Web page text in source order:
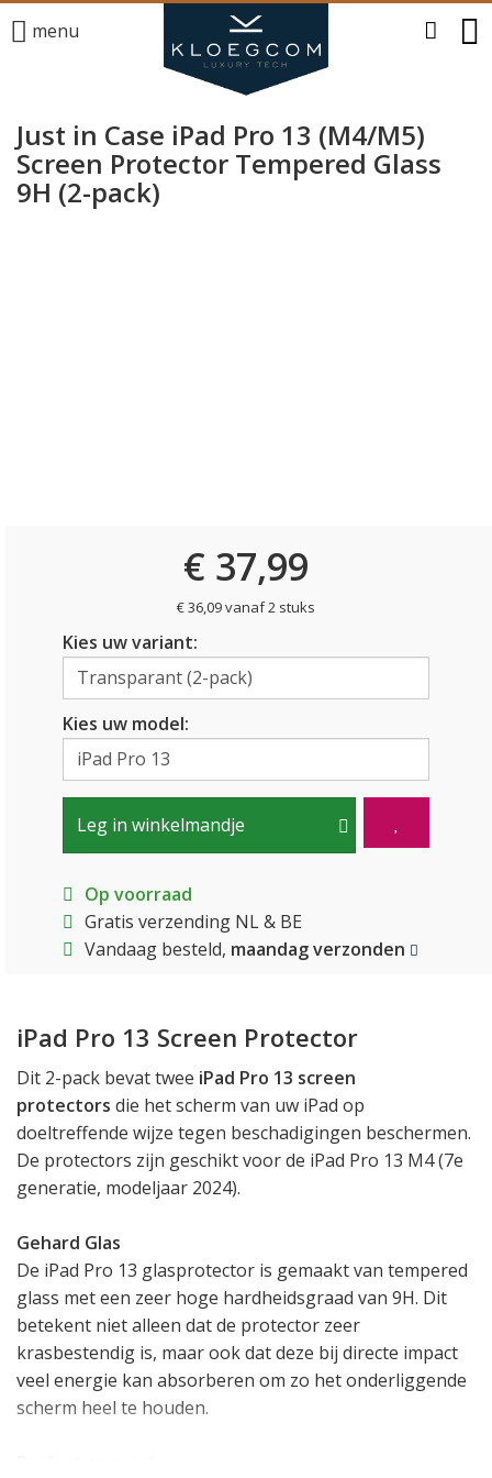
menu
Just in Case iPad Pro 13 (M4/M5)
Screen Protector Tempered Glass
9H (2-pack)
€ 37,99
€ 36,09 vanaf 2 stuks
Kies uw variant:
Kies uw model:
Leg in winkelmandje
Op voorraad
Gratis verzending NL & BE
Vandaag besteld, maandag verzonden
iPad Pro 13 Screen Protector
Dit 2-pack bevat twee iPad Pro 13 screen
protectors die het scherm van uw iPad op
doeltreffende wijze tegen beschadigingen beschermen.
De protectors zijn geschikt voor de iPad Pro 13 M4 (7e
generatie, modeljaar 2024).
Gehard Glas
De iPad Pro 13 glasprotector is gemaakt van tempered
glass met een zeer hoge hardheidsgraad van 9H. Dit
betekent niet alleen dat de protector zeer
krasbestendig is, maar ook dat deze bij directe impact
veel energie kan absorberen om zo het onderliggende
scherm heel te houden.